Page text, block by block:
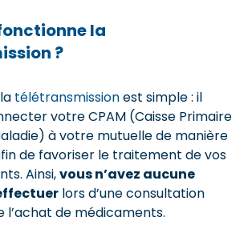
la
?
télétransmissionest simple : il
votre CPAM (Caisse Primaire
à votre mutuelle de manière
de favoriser le traitement de vos
Ainsi,vous n’avez aucune
lors d’une consultation
l’achat de médicaments.